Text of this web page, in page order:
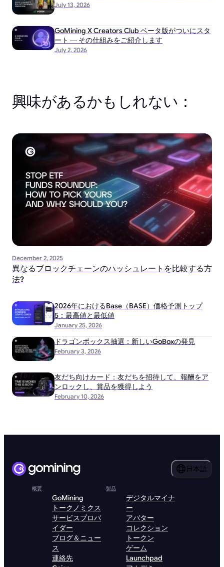
July 13, 2026
July 2, 2026
GoMining X Creators Club ベータ版がついにスタ
ート ― その仕組みをご紹介します
興味があるかもしれない：
December 2, 2025
異なるブロックチェーンのハッシュレートを比較する方
法?
January 25, 2026
2026年におけるBase（BASE）価格予測トップ
5：最高値と最低値
February 3, 2026
ドラゴンボックス抽選：新しいGoBoxの発見
February 10, 2026
友だち向けカード：友だちを招待して、報酬をア
ンロックし、賞品を獲得しよう
日本語
概要
GoMining
トークノミクス
サービスプロバ
イダー
ブログ＆ニュー
ス
連絡先
製品
デジタルマイナ
ー
アバター
コレクション
トークン
ゲーム
Launchpad